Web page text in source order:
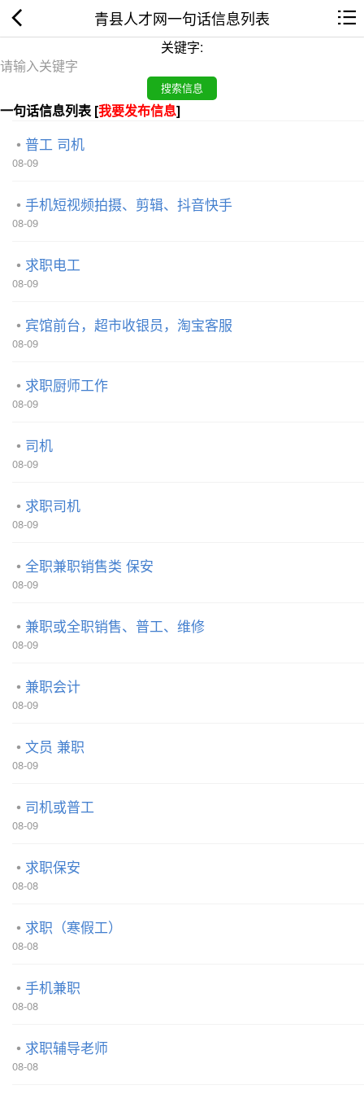
青县人才网一句话信息列表
关键字:
一句话信息列表 [我要发布信息]
普工 司机
08-09
手机短视频拍摄、剪辑、抖音快手
08-09
求职电工
08-09
宾馆前台，超市收银员，淘宝客服
08-09
求职厨师工作
08-09
司机
08-09
求职司机
08-09
全职兼职销售类 保安
08-09
兼职或全职销售、普工、维修
08-09
兼职会计
08-09
文员 兼职
08-09
司机或普工
08-09
求职保安
08-08
求职（寒假工）
08-08
手机兼职
08-08
求职辅导老师
08-08